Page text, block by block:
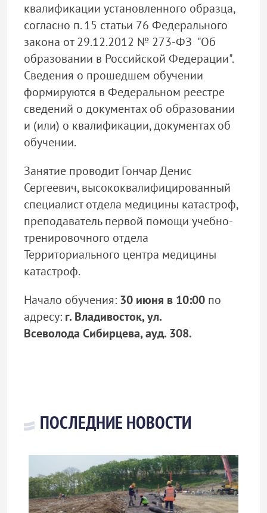
квалификации установленного образца,
согласно п. 15 статьи 76 Федерального
закона от 29.12.2012 № 273-ФЗ "Об
образовании в Российской Федерации".
Сведения о прошедшем обучении
формируются в Федеральном реестре
сведений о документах об образовании
и (или) о квалификации, документах об
обучении.
Занятие проводит Гончар Денис
Сергеевич, высококвалифицированный
специалист отдела медицины катастроф,
преподаватель первой помощи учебно-
тренировочного отдела
Территориального центра медицины
катастроф.
Начало обучения: 30 июня в 10:00 по
адресу: г. Владивосток, ул.
Всеволода Сибирцева, ауд. 308.
ПОСЛЕДНИЕ НОВОСТИ